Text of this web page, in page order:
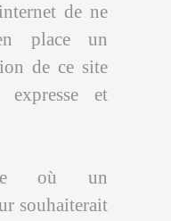
de ne
place un
de ce site
expresse et
où un
souhaiterait